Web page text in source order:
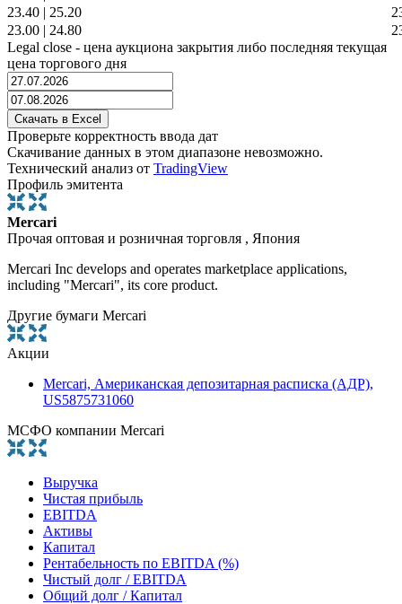
23.40 | 25.20
23.00 | 24.80
Legal close - цена аукциона закрытия либо последняя текущая
цена торгового дня
Проверьте корректность ввода дат
Скачивание данных в этом диапазоне невозможно.
Технический анализ от TradingView
Профиль эмитента
Mercari
Прочая оптовая и розничная торговля , Япония
Mercari Inc develops and operates marketplace applications,
including "Mercari", its core product.
Другие бумаги Mercari
Акции
Mercari, Американская депозитарная расписка (АДР),
US5875731060
МСФО компании Mercari
Выручка
Чистая прибыль
EBITDA
Активы
Капитал
Рентабельность по EBITDA (%)
Чистый долг / EBITDA
Общий долг / Капитал